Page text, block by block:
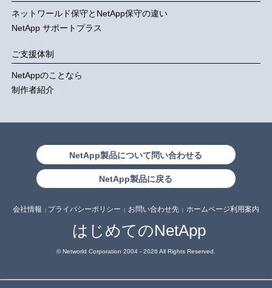
ネットワールド保守とNetApp保守の違い
NetApp サポートプラス
ご支援体制
NetAppのことなら
制作者紹介
会社情報 プライバシーポリシー お問い合わせ先｜ ホームページ利用案内
はじめてのNetApp
© Networld Corporation 2004 - 2026 All Rights Reserved.
NetApp製品について問い合わせる
NetApp製品に戻る